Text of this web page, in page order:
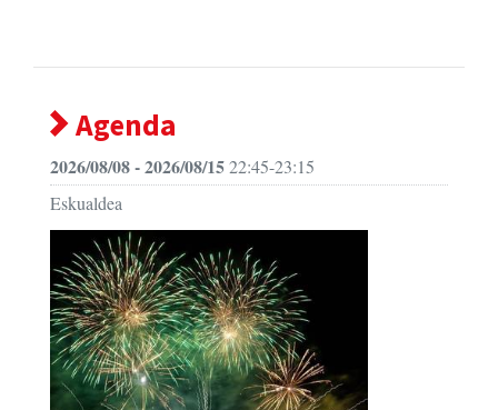
Agenda
2026/08/08 - 2026/08/1522:45-23:15
Eskualdea